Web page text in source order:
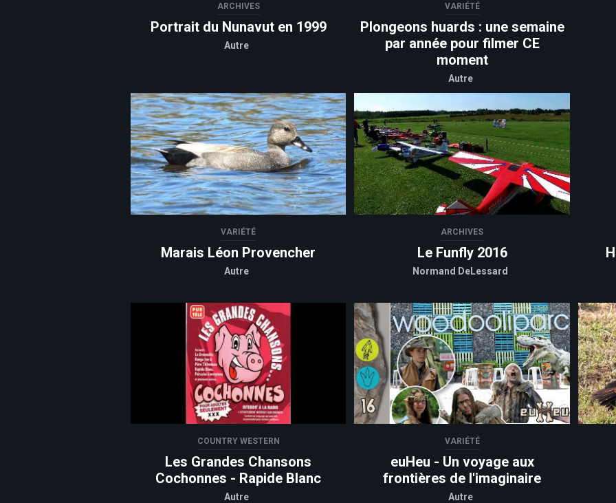
ARCHIVES
Portrait du Nunavut en 1999
Autre
VARIÉTÉ
Plongeons huards : une semaine
par année pour filmer CE
moment
Autre
VARIÉTÉ
Marais Léon Provencher
Autre
ARCHIVES
Le Funfly 2016
Normand DeLessard
COUNTRY WESTERN
Les Grandes Chansons
Cochonnes - Rapide Blanc
Autre
VARIÉTÉ
euHeu - Un voyage aux
frontières de l'imaginaire
Autre